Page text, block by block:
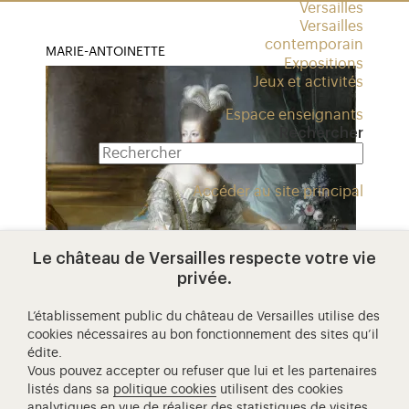
Versailles
Versailles
contemporain
Expositions
Jeux et activités
Espace enseignants
Rechercher
Accéder au site principal
MARIE-ANTOINETTE
portrait de marie-antoinette,
Une icone au destin tragique, Marie-Antoinette,
reine de France (1755-1793).
Le château de Versailles respecte votre vie
privée.
L’établissement public du château de Versailles utilise des
cookies nécessaires au bon fonctionnement des sites qu’il
édite.
Vous pouvez accepter ou refuser que lui et les partenaires
listés dans sa politique cookies utilisent des cookies